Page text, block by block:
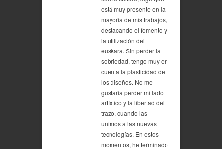
está muy presente en la
mayoría de mis trabajos,
destacando el fomento y
la utilización del
euskara. Sin perder la
sobriedad, tengo muy en
cuenta la plasticidad de
los diseños. No me
gustaría perder mi lado
artístico y la libertad del
trazo, cuando las
unimos a las nuevas
tecnologías. En estos
momentos, he terminado